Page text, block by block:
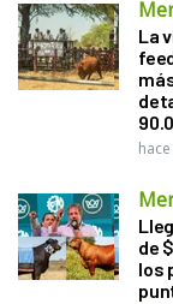
La
de
los